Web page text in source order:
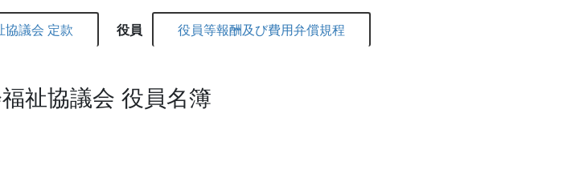
協議会 定款 役員 役員等報酬及び費用弁償規程
祉協議会 役員名簿